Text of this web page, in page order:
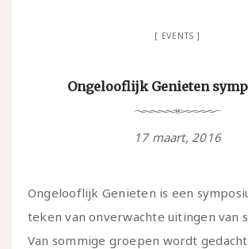
EVENTS
Ongelooflijk Genieten
17 maart, 2016
Ongelooflijk Genieten is een
teken van onverwachte uitingen van
Van sommige groepen wordt